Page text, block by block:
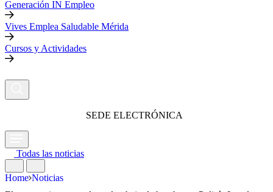
Generación IN Empleo
Vives Emplea Saludable Mérida
Cursos y Actividades
SEDE ELECTRÓNICA
Todas las noticias
Home Noticias